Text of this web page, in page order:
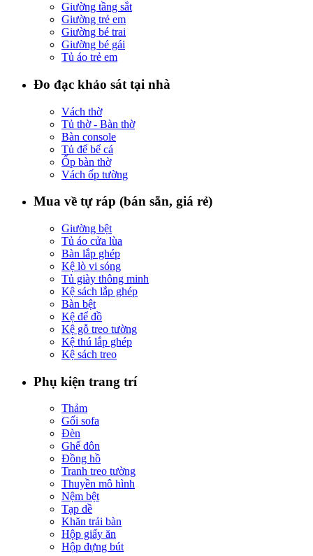
Giường tầng sắt
Giường trẻ em
Giường bé trai
Giường bé gái
Tủ áo trẻ em
Đo đạc khảo sát tại nhà
Vách thờ
Tủ thờ - Bàn thờ
Bàn console
Tủ để bể cá
Ốp bàn thờ
Vách ốp tường
Mua về tự ráp (bán sẵn, giá rẻ)
Giường bệt
Tủ áo cửa lùa
Bàn lắp ghép
Kệ lò vi sóng
Tủ giày thông minh
Kệ sách lắp ghép
Bàn bệt
Kệ để đồ
Kệ gỗ treo tường
Kệ thú lắp ghép
Kệ sách treo
Phụ kiện trang trí
Thảm
Gối sofa
Đèn
Ghế đôn
Đồng hồ
Tranh treo tường
Thuyền mô hình
Nệm bệt
Tạp dề
Khăn trải bàn
Hộp giấy ăn
Hộp đựng bút